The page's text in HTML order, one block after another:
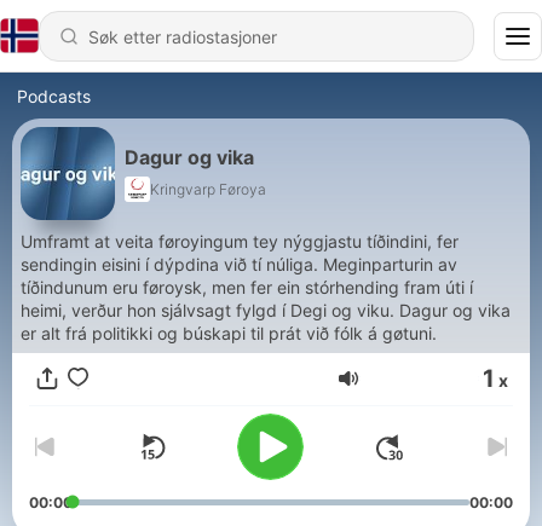
Podcasts
Dagur og vika
Kringvarp Føroya
Umframt at veita føroyingum tey nýggjastu tíðindini, fer
sendingin eisini í dýpdina við tí núliga. Meginparturin av
tíðindunum eru føroysk, men fer ein stórhending fram úti í
heimi, verður hon sjálvsagt fylgd í Degi og viku. Dagur og vika
er alt frá politikki og búskapi til prát við fólk á gøtuni.
Volum 1 x
00:00 00:00